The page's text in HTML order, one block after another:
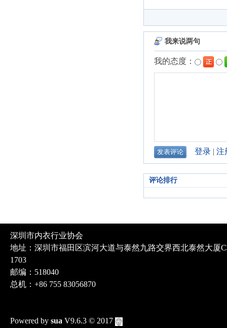
评论排行
深圳市内衣行业协会
地址：深圳市福田区滨河大道与泰然九路交界西北泰然大厦
1703
邮编：518040
总机：+86 755 83056870
Powered by sua V9.6.3 © 2017